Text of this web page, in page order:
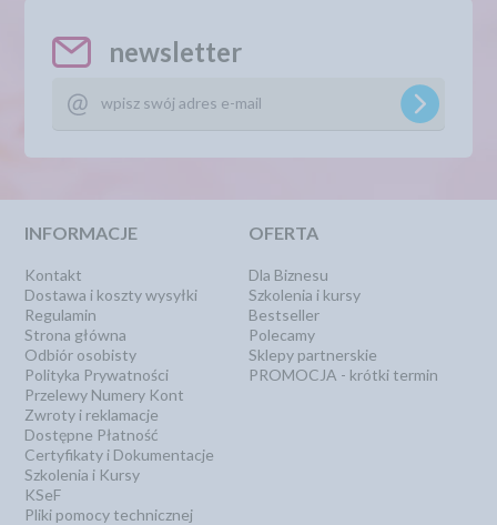
newsletter
INFORMACJE
Kontakt
Dostawa i koszty wysyłki
Regulamin
Strona główna
Odbiór osobisty
Polityka Prywatności
Przelewy Numery Kont
Zwroty i reklamacje
Dostępne Płatność
Certyfikaty i Dokumentacje
Szkolenia i Kursy
KSeF
Pliki pomocy technicznej
OFERTA
Dla Biznesu
Szkolenia i kursy
Bestseller
Polecamy
Sklepy partnerskie
PROMOCJA - krótki termin